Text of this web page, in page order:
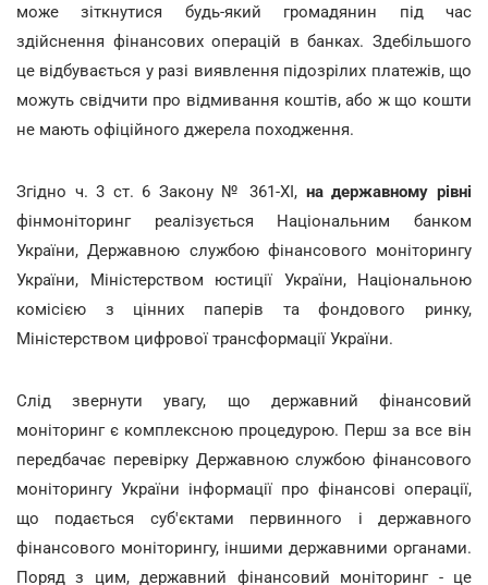
може зіткнутися будь-який громадянин під час
здійснення фінансових операцій в банках. Здебільшого
це відбувається у разі виявлення підозрілих платежів, що
можуть свідчити про відмивання коштів, або ж що кошти
не мають офіційного джерела походження.
Згідно ч. 3 ст. 6 Закону № 361-ХІ, на державному рівні
фінмоніторинг реалізується Національним банком
України, Державною службою фінансового моніторингу
України, Міністерством юстиції України, Національною
комісією з цінних паперів та фондового ринку,
Міністерством цифрової трансформації України.
Слід звернути увагу, що державний фінансовий
моніторинг є комплексною процедурою. Перш за все він
передбачає перевірку Державною службою фінансового
моніторингу України інформації про фінансові операції,
що подається суб'єктами первинного і державного
фінансового моніторингу, іншими державними органами.
Поряд з цим, державний фінансовий моніторинг - це